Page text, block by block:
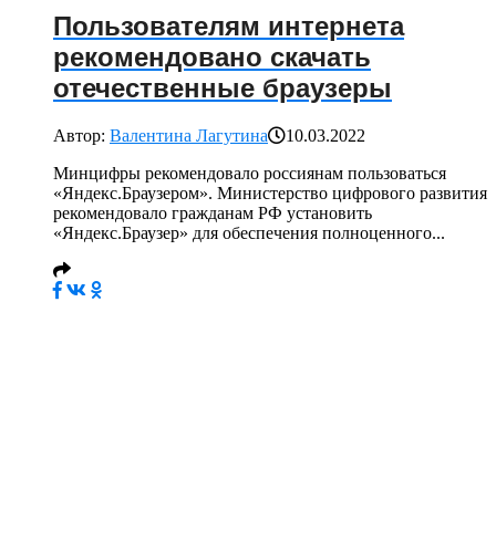
Пользователям интернета
рекомендовано скачать
отечественные браузеры
Автор: Валентина Лагутина
10.03.2022
Минцифры рекомендовало россиянам пользоваться
«Яндекс.Браузером». Министерство цифрового развития
рекомендовало гражданам РФ установить
«Яндекс.Браузер» для обеспечения полноценного...